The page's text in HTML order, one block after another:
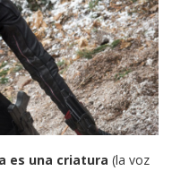
es una criatura (la voz